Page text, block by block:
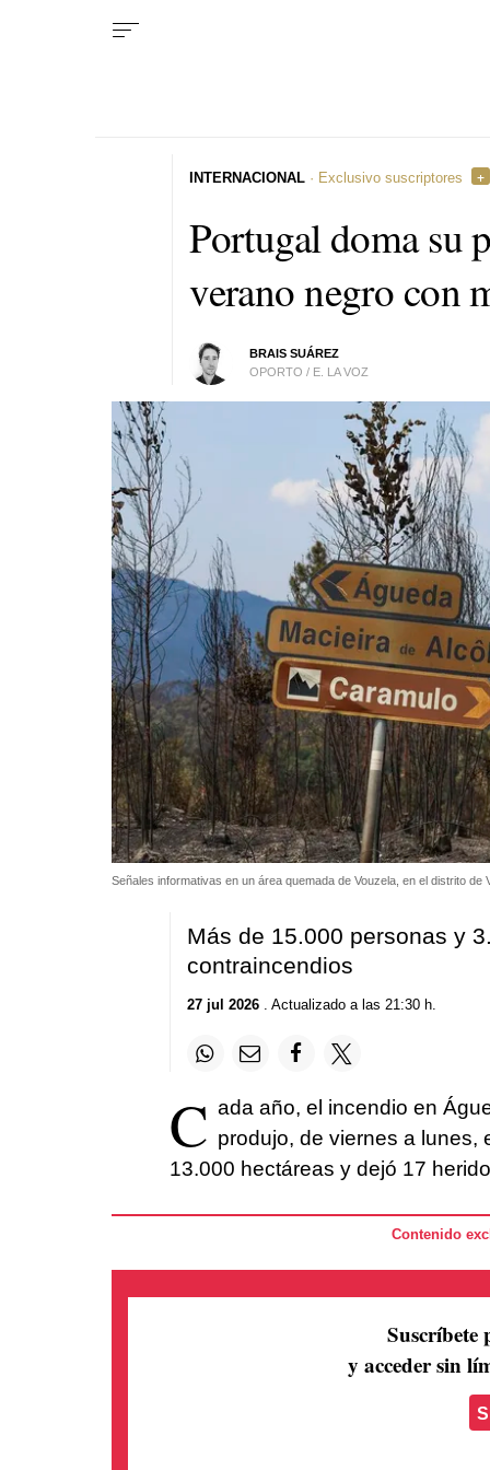
Portugal doma su
verano negro con
BRAIS SUÁREZ
OPORTO / E. LA VOZ
INTERNACIONAL · Exclusivo suscriptores
Señales informativas en un área quemada de Vouzela, en el distrito de
Más de 15.000 personas y
contraincendios
27 jul 2026. Actualizado a las 21:30 h.
C ada año, el incendio en
produjo, de viernes a lunes,
13.000 hectáreas y dejó 17
Contenido
Suscríbete
y acceder sin